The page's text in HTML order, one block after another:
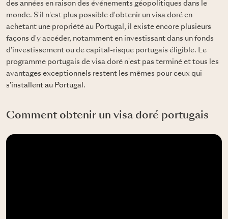
des années en raison des événements géopolitiques dans le
monde. S'il n'est plus possible d'obtenir un visa doré en
achetant une propriété au Portugal, il existe encore plusieurs
façons d'y accéder, notamment en investissant dans un fonds
d'investissement ou de capital-risque portugais éligible. Le
programme portugais de visa doré n'est pas terminé et tous les
avantages exceptionnels restent les mêmes pour ceux qui
s'installent au Portugal .
Comment obtenir un visa doré portugais